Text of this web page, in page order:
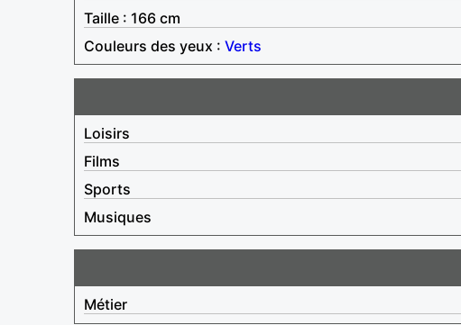
Taille : 166 cm
Couleurs des yeux : Verts
Loisirs
Films
Sports
Musiques
Métier